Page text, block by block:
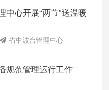
中心开展“两节”送温暖
省中波台管理中心
规范管理运行工作